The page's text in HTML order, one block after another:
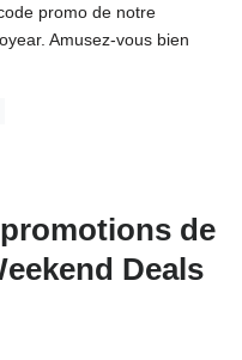
promo de notre
Amusez-vous bien
de
Deals